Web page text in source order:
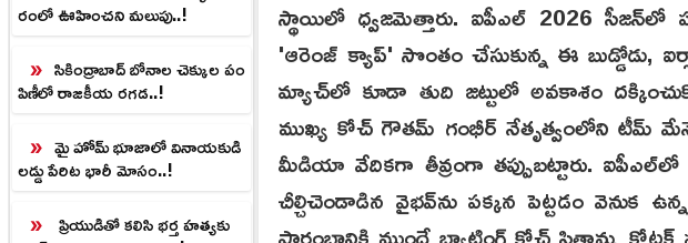
రంలో ఊహించని మలుపు..!
సికింద్రాబాద్ బోనాల చెక్కుల పం
పిణీలో రాజకీయ రగడ..!
మై హోమ్ భూజాలో వినాయకుడి
లడ్డు పేరిట భారీ మోసం..!
ప్రియుడితో కలిసి భర్త హత్యకు
స్థాయిలో ధ్వజమెత్తారు. ఐపీఎల్ 2026 సీజన్‌లో
'ఆరెంజ్ క్యాప్' సొంతం చేసుకున్న ఈ బుడ్డోడు,
మ్యాచ్‌లో కూడా తుది జట్టులో అవకాశం
ముఖ్య కోచ్ గౌతమ్ గంభీర్ నేతృత్వంలోని టీమ్
మీడియా వేదికగా తీవ్రంగా తప్పుబట్టారు. ఐపీఎల్‌లో
చీల్చిచెండాడిన వైభవ్‌ను పక్కన పెట్టడం వెనుక